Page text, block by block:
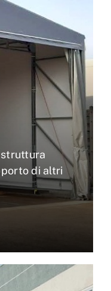
struttura
di altri